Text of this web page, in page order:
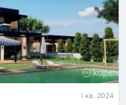
I кв. 2024